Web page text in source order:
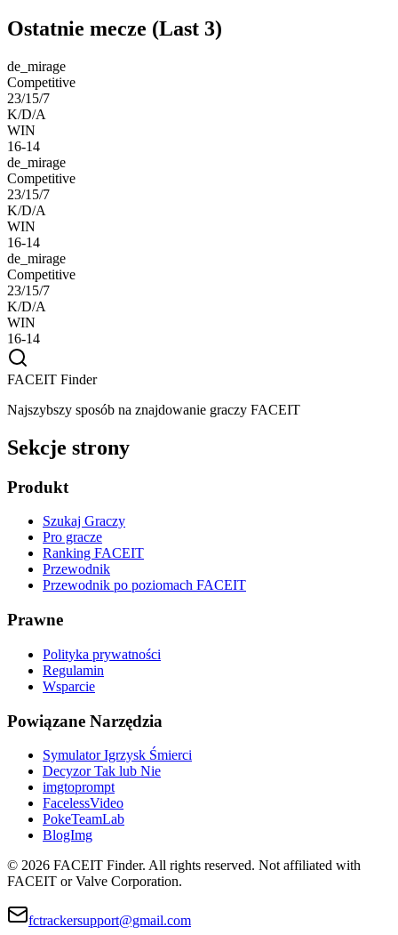
Ostatnie mecze (Last 3)
de_mirage
Competitive
23/15/7
K/D/A
WIN
16-14
de_mirage
Competitive
23/15/7
K/D/A
WIN
16-14
de_mirage
Competitive
23/15/7
K/D/A
WIN
16-14
FACEIT Finder
Najszybszy sposób na znajdowanie graczy FACEIT
Sekcje strony
Produkt
Szukaj Graczy
Pro gracze
Ranking FACEIT
Przewodnik
Przewodnik po poziomach FACEIT
Prawne
Polityka prywatności
Regulamin
Wsparcie
Powiązane Narzędzia
Symulator Igrzysk Śmierci
Decyzor Tak lub Nie
imgtoprompt
FacelessVideo
PokeTeamLab
BlogImg
© 2026 FACEIT Finder. All rights reserved. Not affiliated with
FACEIT or Valve Corporation.
fctrackersupport@gmail.com